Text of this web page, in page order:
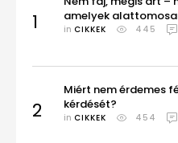
1
amelyek
in CIKKEK 445
2
Miért nem érdemes
kérdését?
in CIKKEK 454